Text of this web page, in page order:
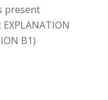
present
B1)